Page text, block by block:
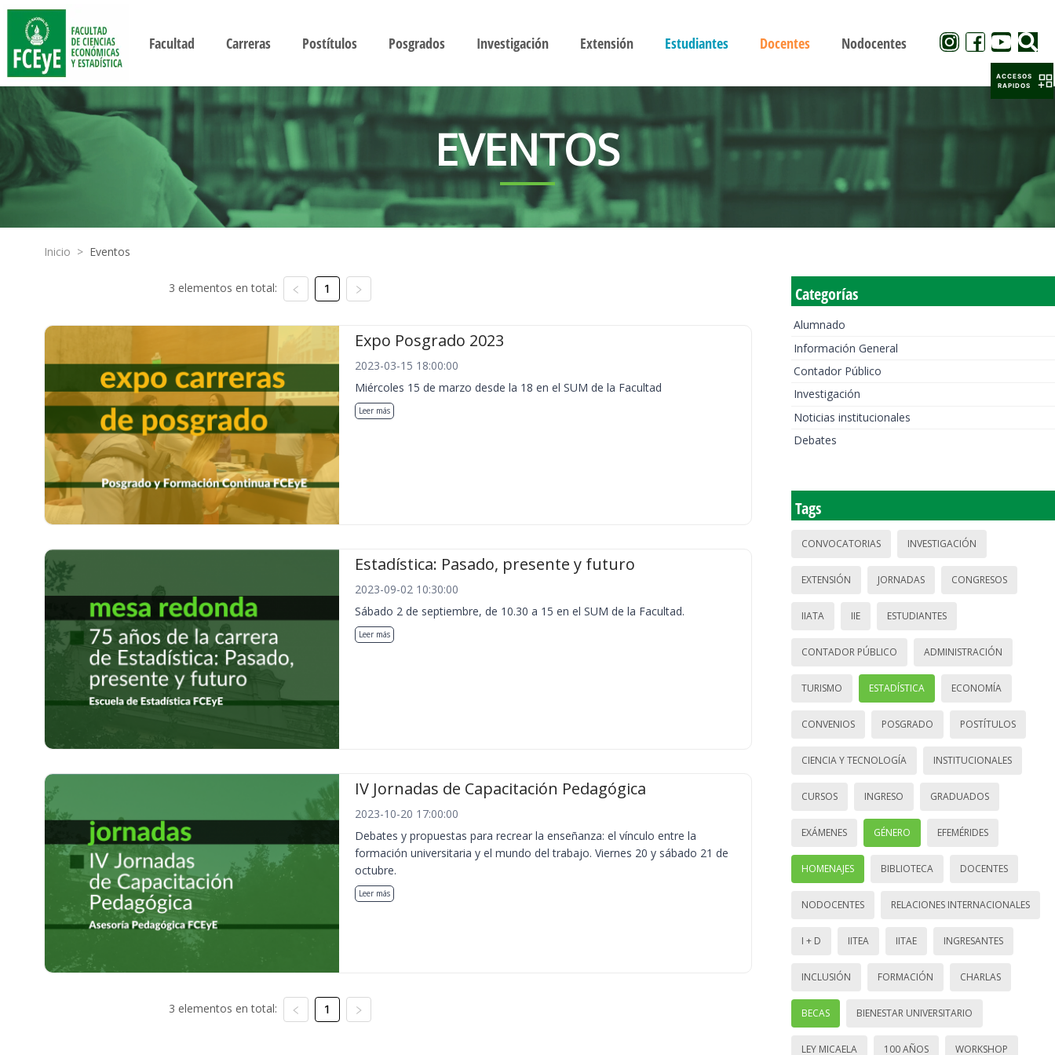
Facultad Carreras Postítulos Posgrados Investigación Extensión Estudiantes Docentes Nodocentes
EVENTOS
Inicio > Eventos
3 elementos en total: 1
Expo Posgrado 2023
2023-03-15 18:00:00
Miércoles 15 de marzo desde la 18 en el SUM de la Facultad
Leer más
Estadística: Pasado, presente y futuro
2023-09-02 10:30:00
Sábado 2 de septiembre, de 10.30 a 15 en el SUM de la Facultad.
Leer más
IV Jornadas de Capacitación Pedagógica
2023-10-20 17:00:00
Debates y propuestas para recrear la enseñanza: el vínculo entre la
formación universitaria y el mundo del trabajo. Viernes 20 y sábado 21 de
octubre.
Leer más
3 elementos en total: 1
Categorías
Alumnado
Información General
Contador Público
Investigación
Noticias institucionales
Debates
Tags
CONVOCATORIAS INVESTIGACIÓN
EXTENSIÓN JORNADAS CONGRESOS
IIATA IIE ESTUDIANTES
CONTADOR PÚBLICO ADMINISTRACIÓN
TURISMO ESTADÍSTICA ECONOMÍA
CONVENIOS POSGRADO POSTÍTULOS
CIENCIA Y TECNOLOGÍA INSTITUCIONALES
CURSOS INGRESO GRADUADOS
EXÁMENES GÉNERO EFEMÉRIDES
HOMENAJES BIBLIOTECA DOCENTES
NODOCENTES RELACIONES INTERNACIONALES
I + D IITEA IITAE INGRESANTES
INCLUSIÓN FORMACIÓN CHARLAS
BECAS BIENESTAR UNIVERSITARIO
LEY MICAELA 100 AÑOS WORKSHOP
ACCESOS
RAPIDOS